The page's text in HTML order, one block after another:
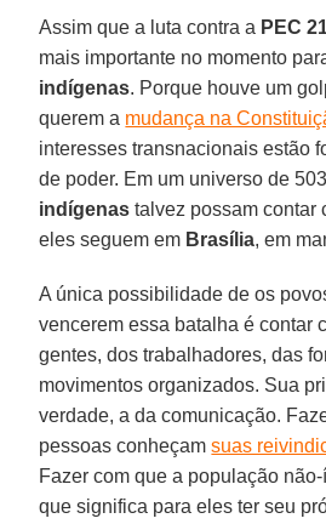
Assim que a luta contra a PEC
mais importante no momento
indígenas. Porque houve um
querem a mudança na
interesses transnacionais estão
de poder. Em um universo de
indígenas talvez possam contar
eles seguem em Brasília, em
A única possibilidade de os
vencerem essa batalha é contar
gentes, dos trabalhadores, das
movimentos organizados. Sua
verdade, a da comunicação.
pessoas conheçamsuas
Fazer com que a população
que significa para eles ter seu